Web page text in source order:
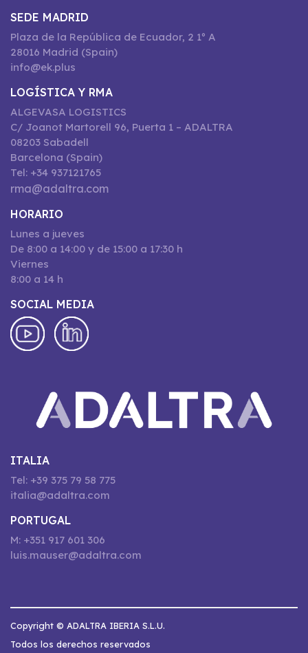
SEDE MADRID
Plaza de la República de Ecuador, 2 1º A
28016 Madrid (Spain)
info@ek.plus
LOGÍSTICA Y RMA
ALGEVASA LOGISTICS
C/ Joanot Martorell 96, Puerta 1 – ADALTRA
08203 Sabadell
Barcelona (Spain)
Tel: +34 937121765
rma@adaltra.com
HORARIO
Lunes a jueves
De 8:00 a 14:00 y de 15:00 a 17:30 h
Viernes
8:00 a 14 h
SOCIAL MEDIA
ITALIA
Tel: +39 375 79 58 775
italia@adaltra.com
PORTUGAL
M: +351 917 601 306
luis.mauser@adaltra.com
Copyright © ADALTRA IBERIA S.L.U.
Todos los derechos reservados